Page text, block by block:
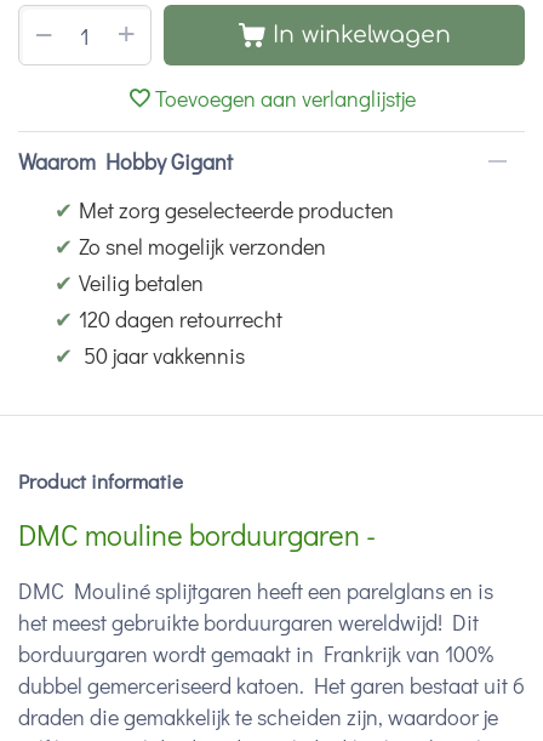
+
− In winkelwagen
Toevoegen aan verlanglijstje
Waarom Hobby Gigant
✔ Met zorg geselecteerde producten
✔ Zo snel mogelijk verzonden
✔ Veilig betalen
✔ 120 dagen retourrecht
✔ 50 jaar vakkennis
Product informatie
DMC mouline borduurgaren -
DMC Mouliné splijtgaren heeft een parelglans en is
het meest gebruikte borduurgaren wereldwijd! Dit
borduurgaren wordt gemaakt in Frankrijk van 100%
dubbel gemerceriseerd katoen. Het garen bestaat uit 6
draden die gemakkelijk te scheiden zijn, waardoor je